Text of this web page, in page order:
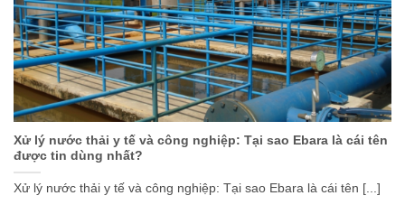
Xử lý nước thải y tế và công nghiệp: Tại sao Ebara là cái tên
được tin dùng nhất?
Xử lý nước thải y tế và công nghiệp: Tại sao Ebara là cái tên [...]